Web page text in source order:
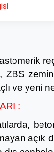
ZBS
ve yeni
:
açık